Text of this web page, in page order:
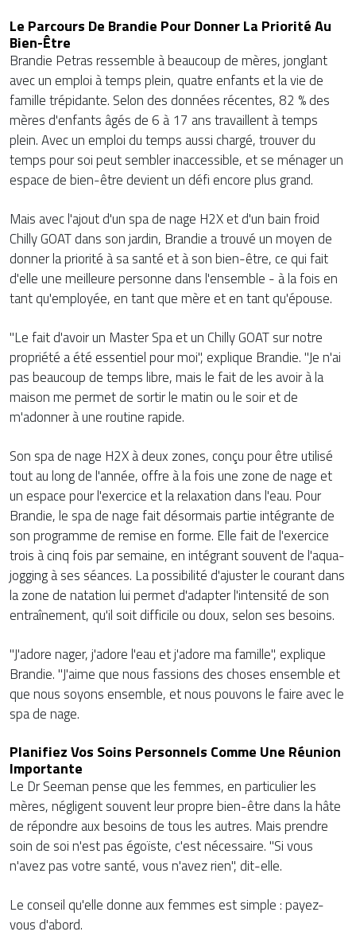
Le Parcours De Brandie Pour Donner La Priorité Au
Bien-Être
Brandie Petras ressemble à beaucoup de mères, jonglant
avec un emploi à temps plein, quatre enfants et la vie de
famille trépidante. Selon des données récentes, 82 % des
mères d'enfants âgés de 6 à 17 ans travaillent à temps
plein. Avec un emploi du temps aussi chargé, trouver du
temps pour soi peut sembler inaccessible, et se ménager un
espace de bien-être devient un défi encore plus grand.
Mais avec l'ajout d'un spa de nage H2X et d'un bain froid
Chilly GOAT dans son jardin, Brandie a trouvé un moyen de
donner la priorité à sa santé et à son bien-être, ce qui fait
d'elle une meilleure personne dans l'ensemble - à la fois en
tant qu'employée, en tant que mère et en tant qu'épouse.
"Le fait d'avoir un Master Spa et un Chilly GOAT sur notre
propriété a été essentiel pour moi", explique Brandie. "Je n'ai
pas beaucoup de temps libre, mais le fait de les avoir à la
maison me permet de sortir le matin ou le soir et de
m'adonner à une routine rapide.
Son spa de nage H2X à deux zones, conçu pour être utilisé
tout au long de l'année, offre à la fois une zone de nage et
un espace pour l'exercice et la relaxation dans l'eau. Pour
Brandie, le spa de nage fait désormais partie intégrante de
son programme de remise en forme. Elle fait de l'exercice
trois à cinq fois par semaine, en intégrant souvent de l'aqua-
jogging à ses séances. La possibilité d'ajuster le courant dans
la zone de natation lui permet d'adapter l'intensité de son
entraînement, qu'il soit difficile ou doux, selon ses besoins.
"J'adore nager, j'adore l'eau et j'adore ma famille", explique
Brandie. "J'aime que nous fassions des choses ensemble et
que nous soyons ensemble, et nous pouvons le faire avec le
spa de nage.
Planifiez Vos Soins Personnels Comme Une Réunion
Importante
Le Dr Seeman pense que les femmes, en particulier les
mères, négligent souvent leur propre bien-être dans la hâte
de répondre aux besoins de tous les autres. Mais prendre
soin de soi n'est pas égoïste, c'est nécessaire. "Si vous
n'avez pas votre santé, vous n'avez rien", dit-elle.
Le conseil qu'elle donne aux femmes est simple : payez-
vous d'abord.